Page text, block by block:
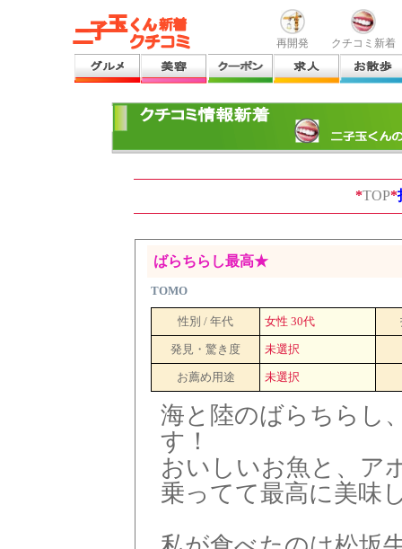
再開発 クチコミ新着
*TOP*
ばらちらし最高★
TOMO
性別 / 年代 女性 30代
発見・驚き度 未選択
お薦め用途 未選択
海と陸のばらちらし
す！
おいしいお魚と、ア
乗ってて最高に美味